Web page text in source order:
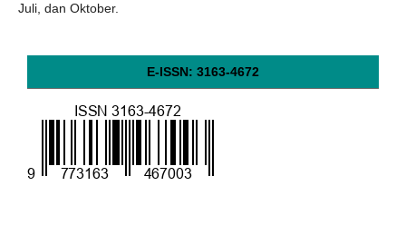
Juli, dan Oktober.
E-ISSN: 3163-4672